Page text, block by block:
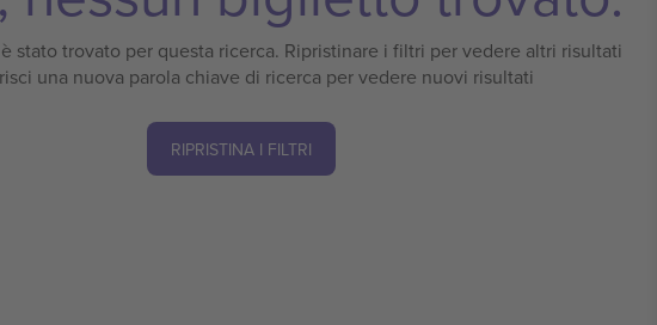
stato trovato per questa ricerca. Ripristinare i filtri per vedere altri risultati
una nuova parola chiave di ricerca per vedere nuovi risultati
RIPRISTINA I FILTRI